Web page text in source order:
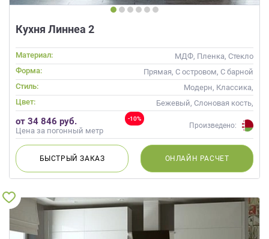
Кухня Линнеа 2
Материал:
МДФ, Пленка, Стекло
Форма:
Прямая, С островом, С барной
стойкой
Стиль:
Модерн, Классика,
Скандинавский, Неоклассика
Цвет:
Бежевый, Слоновая кость,
Кремовый, Коричневый,
Капучино, Бирюзовый, Голубой
-10%
от 34 846 руб.
Цена за погонный метр
Произведено:
БЫСТРЫЙЗАКАЗ ОНЛАЙН РАСЧЕТ